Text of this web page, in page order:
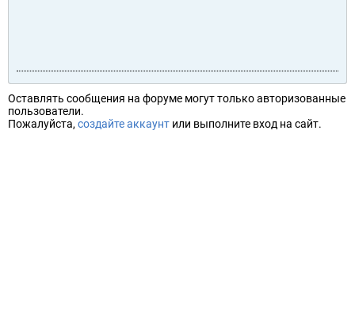
Оставлять сообщения на форуме могут только авторизованные
пользователи.
Пожалуйста, создайте аккаунт или выполните вход на сайт.